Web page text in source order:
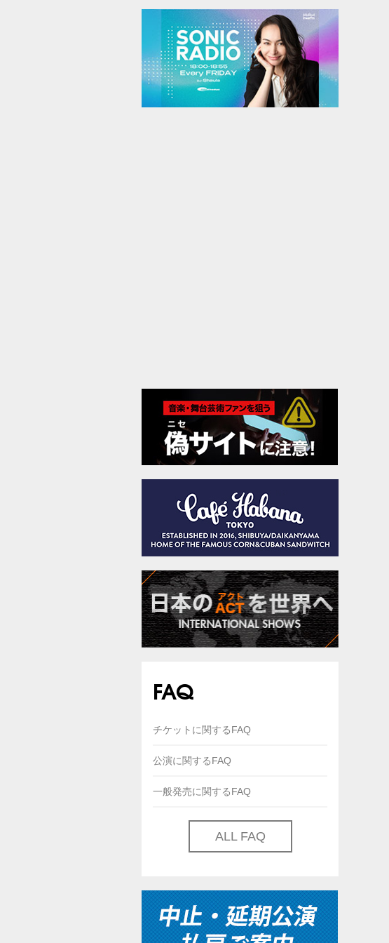
FAQ
チケットに関するFAQ
公演に関するFAQ
一般発売に関するFAQ
ALL FAQ